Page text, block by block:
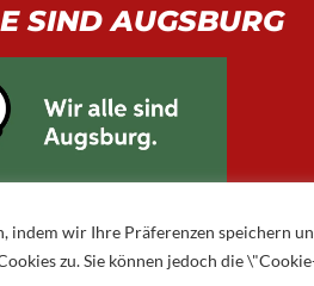
indem wir Ihre Präferenzen speichern
zu. Sie können jedoch die
SIND AUGSBURG